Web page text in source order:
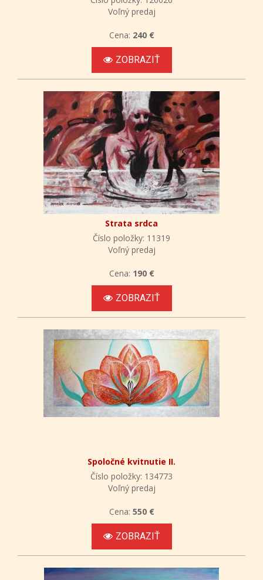
Voľný predaj
Cena: 240 €
ZOBRAZIŤ
Strata srdca
Číslo položky: 11319
Voľný predaj
Cena: 190 €
ZOBRAZIŤ
Spoločné kvitnutie II.
Číslo položky: 134773
Voľný predaj
Cena: 550 €
ZOBRAZIŤ